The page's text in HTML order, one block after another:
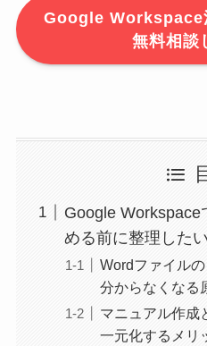
Google Workspace
無料相談
Google Workspace
める前に整理した
Wordファイル
分からなくなる
マニュアル作成
一元化するメリ